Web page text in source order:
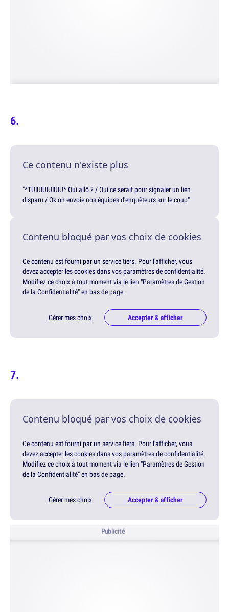
Ce contenu n'existe plus
"*TUIUIUIUIUIU* Oui allô ? / Oui ce serait pour signaler un lien
disparu / Ok on envoie nos équipes d'enquêteurs sur le coup"
Contenu bloqué par vos choix de cookies
Ce contenu est fourni par un service tiers. Pour l'afficher, vous
devez accepter les cookies dans vos paramètres de confidentialité.
Modifiez ce choix à tout moment via le lien "Paramètres de Gestion
de la Confidentialité" en bas de page.
Gérer mes choix Accepter & afficher
Contenu bloqué par vos choix de cookies
Ce contenu est fourni par un service tiers. Pour l'afficher, vous
devez accepter les cookies dans vos paramètres de confidentialité.
Modifiez ce choix à tout moment via le lien "Paramètres de Gestion
de la Confidentialité" en bas de page.
Gérer mes choix Accepter & afficher
Publicité